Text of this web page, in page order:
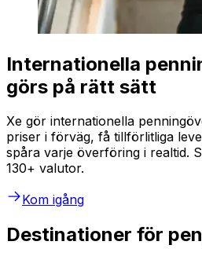
Internationella
görs på rätt sätt
Xe gör internationella
priser i förväg, få tillförlitliga
spåra varje överföring i realtid.
130+ valutor.
Kom igång
Destinationer för